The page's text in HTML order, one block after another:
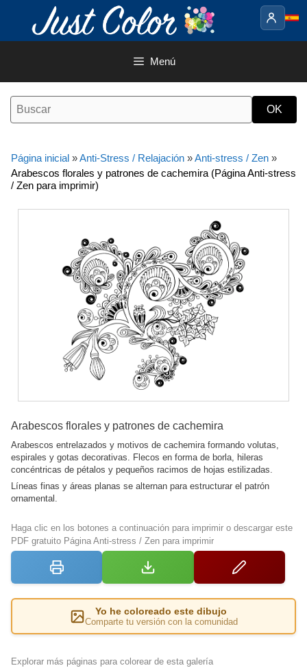
contenido
Menú
Página inicial »Anti-Stress / Relajación »Anti-stress / Zen »
Arabescos florales y patrones de cachemira (Página Anti-stress
/ Zen para imprimir)
Arabescos florales y patrones de cachemira
Arabescos entrelazados y motivos de cachemira formando volutas,
espirales y gotas decorativas. Flecos en forma de borla, hileras
concéntricas de pétalos y pequeños racimos de hojas estilizadas.
Líneas finas y áreas planas se alternan para estructurar el patrón
ornamental.
Haga clic en los botones a continuación para imprimir o descargar este
PDF gratuito Página Anti-stress / Zen para imprimir
Yo he coloreado este dibujo
Comparte tu versión con la comunidad
Explorar más páginas para colorear de esta galería